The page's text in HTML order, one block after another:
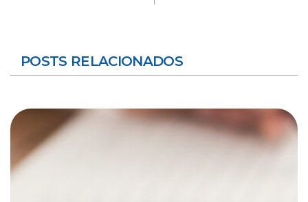
POSTS RELACIONADOS